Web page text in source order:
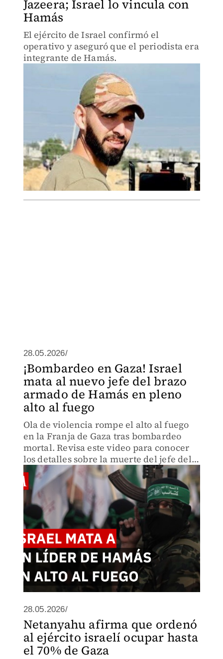
Jazeera; Israel lo vincula con
Hamás
El ejército de Israel confirmó el
operativo y aseguró que el periodista era
integrante de Hamás.
28.05.2026/
¡Bombardeo en Gaza! Israel
mata al nuevo jefe del brazo
armado de Hamás en pleno
alto al fuego
Ola de violencia rompe el alto al fuego
en la Franja de Gaza tras bombardeo
mortal. Revisa este video para conocer
los detalles sobre la muerte del jefe del
brazo armado de Hamás y el duro
mensaje que envió el ministro de
Defensa Israel Katz.
28.05.2026/
Netanyahu afirma que ordenó
al ejército israelí ocupar hasta
el 70% de Gaza